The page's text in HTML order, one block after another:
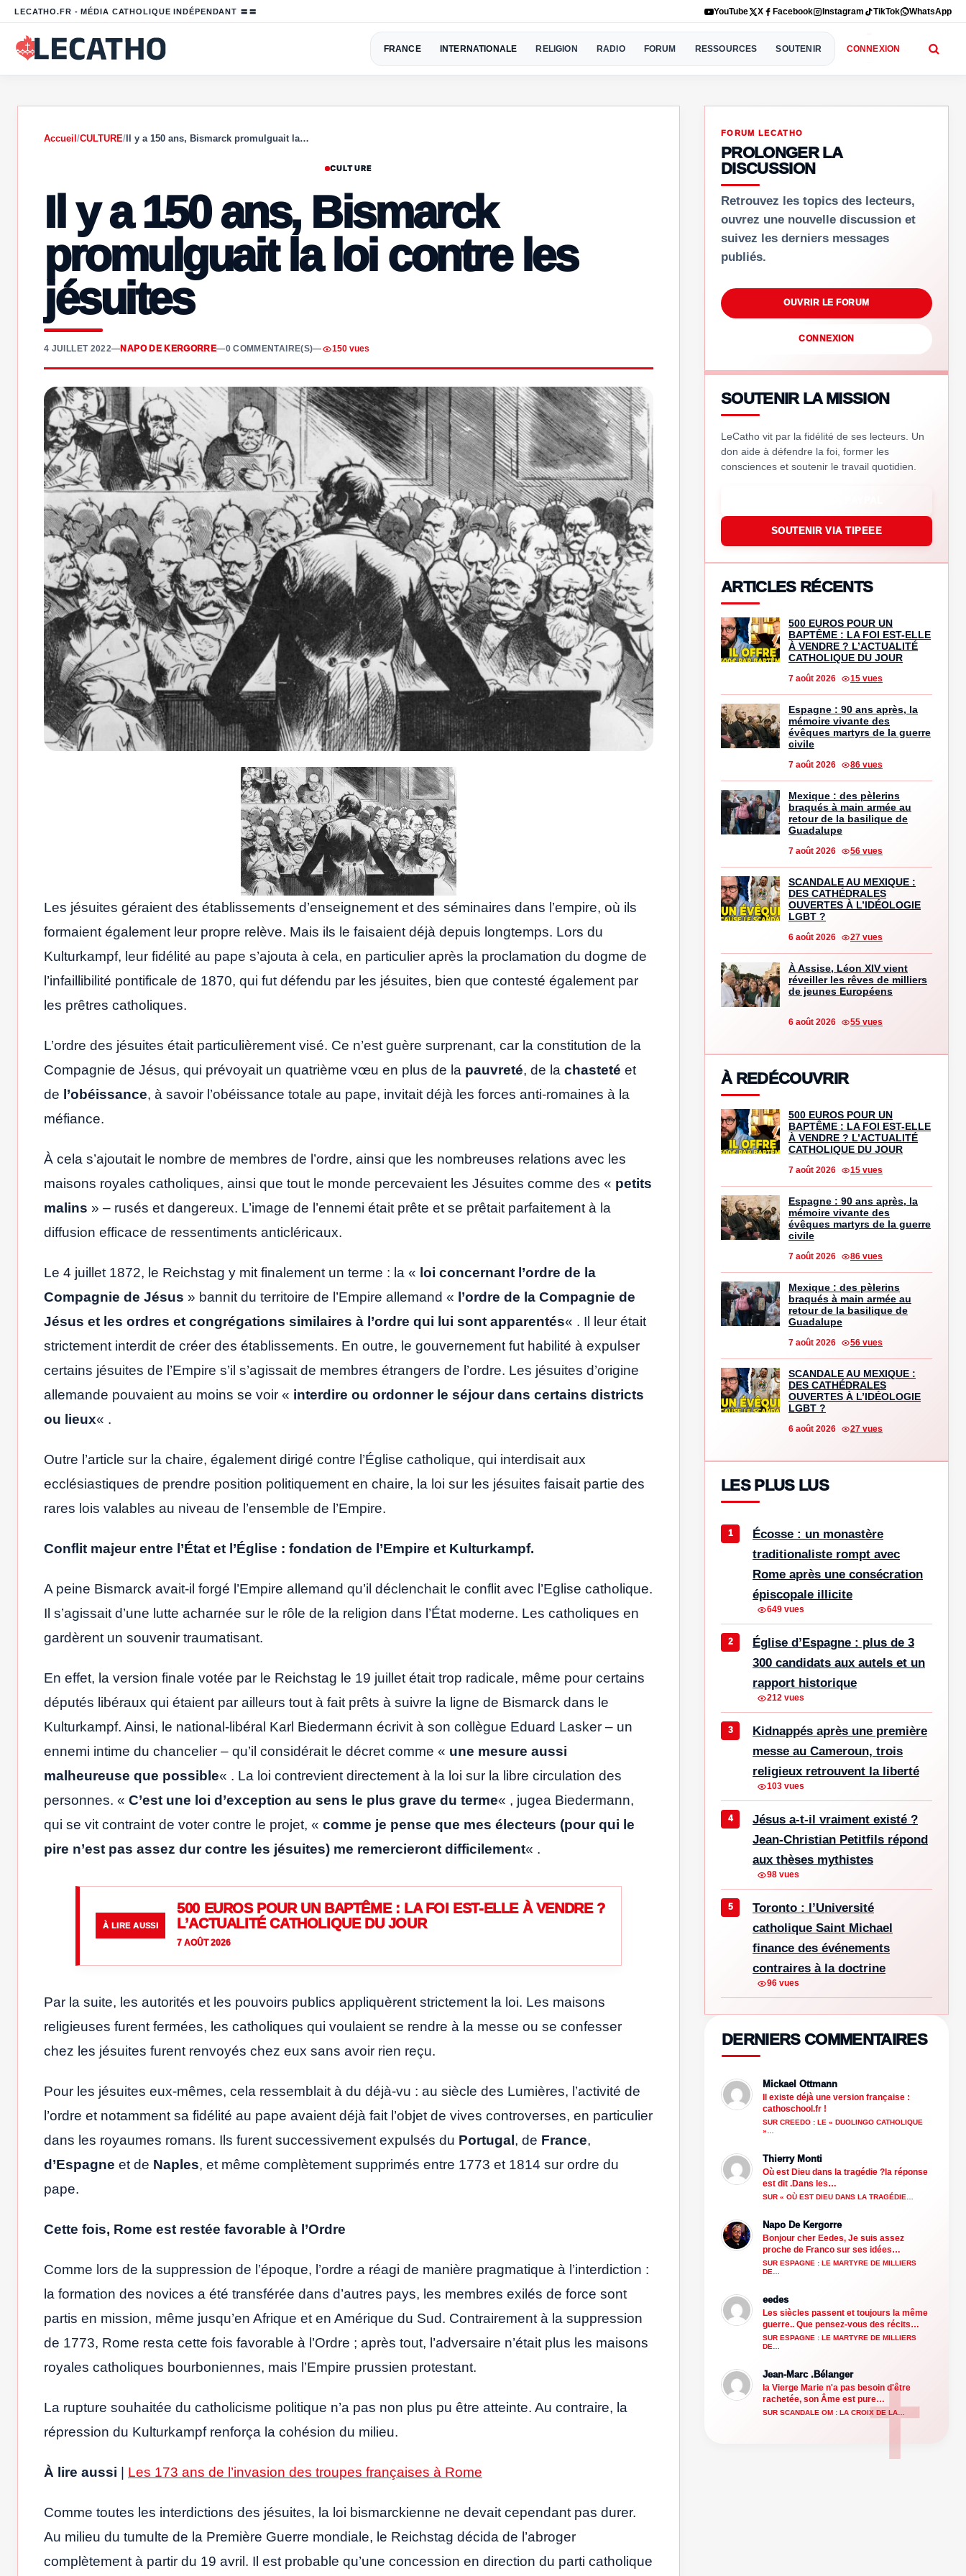
LECATHO.FR - MÉDIA CATHOLIQUE INDÉPENDANT 〓〓 YouTube X Facebook Instagram TikTok WhatsApp
FRANCE INTERNATIONALE RELIGION RADIO FORUM RESSOURCES SOUTENIR CONNEXION
Accueil /CULTURE/ Il y a 150 ans, Bismarck promulguait la…
CULTURE
Il y a 150 ans, Bismarck
promulguait la loi contre les
jésuites
4 JUILLET 2022—NAPO DE KERGORRE—0 COMMENTAIRE(S)— 150 vues
Les jésuites géraient des établissements d’enseignement et des séminaires dans l’empire, où ils
formaient également leur propre relève. Mais ils le faisaient déjà depuis longtemps. Lors du
Kulturkampf, leur fidélité au pape s’ajouta à cela, en particulier après la proclamation du dogme de
l’infaillibilité pontificale de 1870, qui fut défendu par les jésuites, bien que contesté également par
les prêtres catholiques.
L’ordre des jésuites était particulièrement visé. Ce n’est guère surprenant, car la constitution de la
Compagnie de Jésus, qui prévoyait un quatrième vœu en plus de la pauvreté, de la chasteté et
de l’obéissance, à savoir l’obéissance totale au pape, invitait déjà les forces anti-romaines à la
méfiance.
À cela s’ajoutait le nombre de membres de l’ordre, ainsi que les nombreuses relations avec les
maisons royales catholiques, ainsi que tout le monde percevaient les Jésuites comme des « petits
malins » – rusés et dangereux. L’image de l’ennemi était prête et se prêtait parfaitement à la
diffusion efficace de ressentiments anticléricaux.
Le 4 juillet 1872, le Reichstag y mit finalement un terme : la « loi concernant l’ordre de la
Compagnie de Jésus » bannit du territoire de l’Empire allemand « l’ordre de la Compagnie de
Jésus et les ordres et congrégations similaires à l’ordre qui lui sont apparentés« . Il leur était
strictement interdit de créer des établissements. En outre, le gouvernement fut habilité à expulser
certains jésuites de l’Empire s’il s’agissait de membres étrangers de l’ordre. Les jésuites d’origine
allemande pouvaient au moins se voir « interdire ou ordonner le séjour dans certains districts
ou lieux« .
Outre l’article sur la chaire, également dirigé contre l’Église catholique, qui interdisait aux
ecclésiastiques de prendre position politiquement en chaire, la loi sur les jésuites faisait partie des
rares lois valables au niveau de l’ensemble de l’Empire.
Conflit majeur entre l’État et l’Église : fondation de l’Empire et Kulturkampf.
A peine Bismarck avait-il forgé l’Empire allemand qu’il déclenchait le conflit avec l’Eglise catholique.
Il s’agissait d’une lutte acharnée sur le rôle de la religion dans l’État moderne. Les catholiques en
gardèrent un souvenir traumatisant.
En effet, la version finale votée par le Reichstag le 19 juillet était trop radicale, même pour certains
députés libéraux qui étaient par ailleurs tout à fait prêts à suivre la ligne de Bismarck dans le
Kulturkampf. Ainsi, le national-libéral Karl Biedermann écrivit à son collègue Eduard Lasker – un
ennemi intime du chancelier – qu’il considérait le décret comme « une mesure aussi
malheureuse que possible« . La loi contrevient directement à la loi sur la libre circulation des
personnes. « C’est une loi d’exception au sens le plus grave du terme« , jugea Biedermann,
qui se vit contraint de voter contre le projet, « comme je pense que mes électeurs (pour qui le
pire n’est pas assez dur contre les jésuites) me remercieront difficilement« .
À LIRE AUSSI
500 EUROS POUR UN BAPTÊME : LA FOI EST-ELLE À VENDRE ?
L’ACTUALITÉ CATHOLIQUE DU JOUR
7 AOÛT 2026
Par la suite, les autorités et les pouvoirs publics appliquèrent strictement la loi. Les maisons
religieuses furent fermées, les catholiques qui voulaient se rendre à la messe ou se confesser
chez les jésuites furent renvoyés chez eux sans avoir rien reçu.
Pour les jésuites eux-mêmes, cela ressemblait à du déjà-vu : au siècle des Lumières, l’activité de
l’ordre et notamment sa fidélité au pape avaient déjà fait l’objet de vives controverses, en particulier
dans les royaumes romans. Ils furent successivement expulsés du Portugal , de France,
d’Espagne et de Naples, et même complètement supprimés entre 1773 et 1814 sur ordre du
pape.
Cette fois, Rome est restée favorable à l’Ordre
Comme lors de la suppression de l’époque, l’ordre a réagi de manière pragmatique à l’interdiction :
la formation des novices a été transférée dans d’autres pays, les membres exilés de force sont
partis en mission, même jusqu’en Afrique et en Amérique du Sud. Contrairement à la suppression
de 1773, Rome resta cette fois favorable à l’Ordre ; après tout, l’adversaire n’était plus les maisons
royales catholiques bourboniennes, mais l’Empire prussien protestant.
La rupture souhaitée du catholicisme politique n’a pas non plus pu être atteinte. Au contraire, la
répression du Kulturkampf renforça la cohésion du milieu.
À lire aussi Les 173 ans de l’invasion des troupes françaises à Rome
Comme toutes les interdictions des jésuites, la loi bismarckienne ne devait cependant pas durer.
Au milieu du tumulte de la Première Guerre mondiale, le Reichstag décida de l’abroger
complètement à partir du 19 avril. Il est probable qu’une concession en direction du parti catholique
FORUM LECATHO
PROLONGER LA
DISCUSSION
Retrouvez les topics des lecteurs,
ouvrez une nouvelle discussion et
suivez les derniers messages
publiés.
OUVRIR LE FORUM
CONNEXION
SOUTENIR LA MISSION
LeCatho vit par la fidélité de ses lecteurs. Un
don aide à défendre la foi, former les
consciences et soutenir le travail quotidien.
SOUTENIR VIA TIPEEE
ARTICLES RÉCENTS
500 EUROS POUR UN
BAPTÊME : LA FOI EST-ELLE
À VENDRE ? L’ACTUALITÉ
CATHOLIQUE DU JOUR
7 août 2026 15 vues
Espagne : 90 ans après, la
mémoire vivante des
évêques martyrs de la guerre
civile
7 août 2026 86 vues
Mexique : des pèlerins
braqués à main armée au
retour de la basilique de
Guadalupe
7 août 2026 56 vues
SCANDALE AU MEXIQUE :
DES CATHÉDRALES
OUVERTES À L’IDÉOLOGIE
LGBT ?
6 août 2026 27 vues
À Assise, Léon XIV vient
réveiller les rêves de milliers
de jeunes Européens
6 août 2026 55 vues
À REDÉCOUVRIR
500 EUROS POUR UN
BAPTÊME : LA FOI EST-ELLE
À VENDRE ? L’ACTUALITÉ
CATHOLIQUE DU JOUR
7 août 2026 15 vues
Espagne : 90 ans après, la
mémoire vivante des
évêques martyrs de la guerre
civile
7 août 2026 86 vues
Mexique : des pèlerins
braqués à main armée au
retour de la basilique de
Guadalupe
7 août 2026 56 vues
SCANDALE AU MEXIQUE :
DES CATHÉDRALES
OUVERTES À L’IDÉOLOGIE
LGBT ?
6 août 2026 27 vues
LES PLUS LUS
Écosse : un monastère
traditionaliste rompt avec
Rome après une consécration
épiscopale illicite
649 vues
Église d’Espagne : plus de 3
300 candidats aux autels et un
rapport historique
212 vues
Kidnappés après une première
messe au Cameroun, trois
religieux retrouvent la liberté
103 vues
Jésus a-t-il vraiment existé ?
Jean-Christian Petitfils répond
aux thèses mythistes
98 vues
Toronto : l’Université
catholique Saint Michael
finance des événements
contraires à la doctrine
96 vues
DERNIERS COMMENTAIRES
Mickael Ottmann
Il existe déjà une version française :
cathoschool.fr !
SUR CREEDO : LE « DUOLINGO CATHOLIQUE
»…
Thierry Monti
Où est Dieu dans la tragédie ?la réponse
est dit .Dans les…
SUR « OÙ EST DIEU DANS LA TRAGÉDIE…
Napo De Kergorre
Bonjour cher Eedes, Je suis assez
proche de Franco sur ses idées…
SUR ESPAGNE : LE MARTYRE DE MILLIERS
DE…
eedes
Les siècles passent et toujours la même
guerre.. Que pensez-vous des récits…
SUR ESPAGNE : LE MARTYRE DE MILLIERS
DE…
Jean-Marc .Bélanger
la Vierge Marie n'a pas besoin d'être
rachetée, son Âme est pure…
SUR SCANDALE OM : LA CROIX DE LA…